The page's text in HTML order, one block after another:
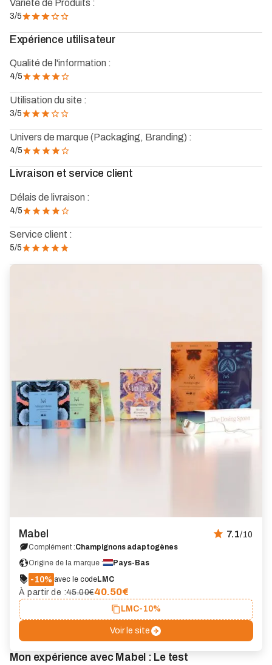
Variété de Produits :
3/5
Expérience utilisateur
Qualité de l'information :
4/5
Utilisation du site :
3/5
Univers de marque (Packaging, Branding) :
4/5
Livraison et service client
Délais de livraison :
4/5
Service client :
5/5
Mabel 7.1/10
Complément :Champignons adaptogènes
Origine de la marque :
Pays-Bas
-10% avec le codeLMC
À partir de :45.00€40.50€
LMC-10%
Voir le site
Mon expérience avec Mabel : Le test